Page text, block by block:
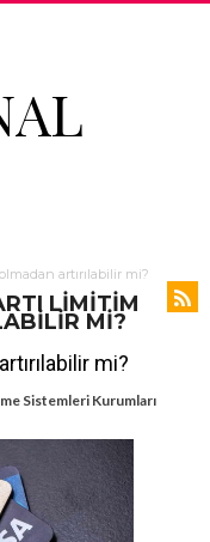
artırılabilir mi?
LIMITIM
MI?
mi?
Sistemleri Kurumları